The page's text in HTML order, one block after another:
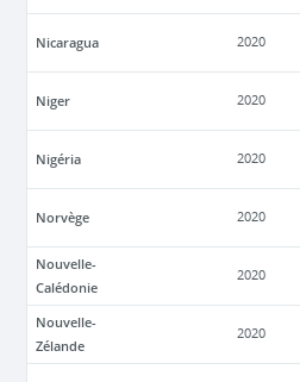
Nicaragua 2020
Niger 2020
Nigéria 2020
Norvège 2020
Nouvelle-
Calédonie
2020
Nouvelle-
Zélande
2020